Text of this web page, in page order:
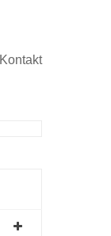
Kontakt